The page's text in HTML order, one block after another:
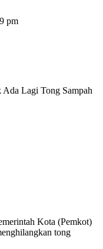
pm
Lagi Tong Sampah
Kota (Pemkot)
tong